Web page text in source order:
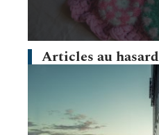
Articles au hasard